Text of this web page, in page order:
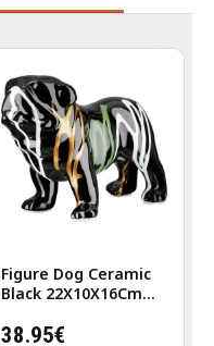
Figure Dog Ceramic
Black 22X10X16Cm
38.95€